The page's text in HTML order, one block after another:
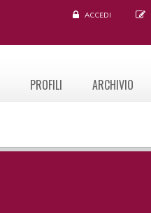
ACCEDI
PROFILI ARCHIVIO